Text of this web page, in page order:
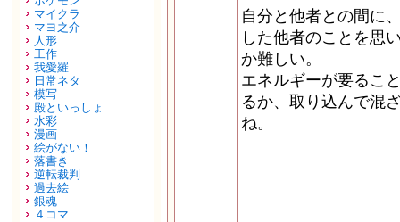
マイクラ
マヨ之介
人形
工作
我愛羅
日常ネタ
模写
殿といっしょ
水彩
漫画
絵がない！
落書き
逆転裁判
過去絵
銀魂
４コマ
自分と他者との間に
した他者のことを思
か難しい。
エネルギーが要るこ
るか、取り込んで混
ね。